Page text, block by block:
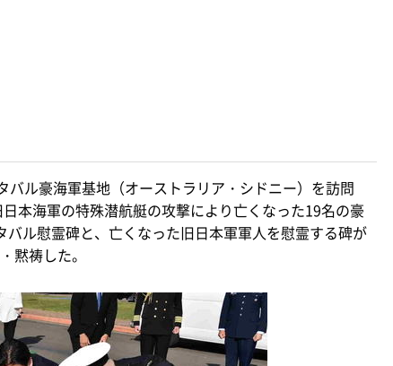
ル豪海軍基地（オーストラリア・シドニー）を訪問
本海軍の特殊潜航艇の攻撃により亡くなった19名の豪
ル慰霊碑と、亡くなった旧日本軍軍人を慰霊する碑が
黙祷した。